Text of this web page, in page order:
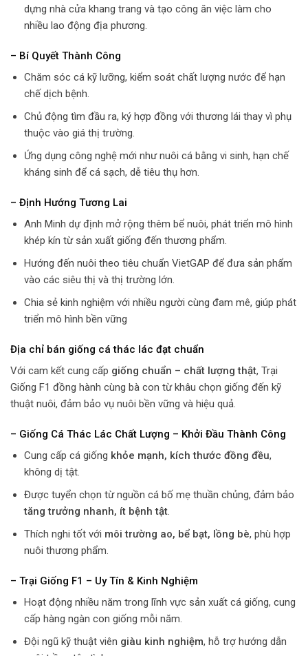
dựng nhà cửa khang trang và tạo công ăn việc làm cho
nhiều lao động địa phương.
– Bí Quyết Thành Công
Chăm sóc cá kỹ lưỡng, kiểm soát chất lượng nước để hạn
chế dịch bệnh.
Chủ động tìm đầu ra, ký hợp đồng với thương lái thay vì phụ
thuộc vào giá thị trường.
Ứng dụng công nghệ mới như nuôi cá bằng vi sinh, hạn chế
kháng sinh để cá sạch, dễ tiêu thụ hơn.
– Định Hướng Tương Lai
Anh Minh dự định mở rộng thêm bể nuôi, phát triển mô hình
khép kín từ sản xuất giống đến thương phẩm.
Hướng đến nuôi theo tiêu chuẩn VietGAP để đưa sản phẩm
vào các siêu thị và thị trường lớn.
Chia sẻ kinh nghiệm với nhiều người cùng đam mê, giúp phát
triển mô hình bền vững
Địa chỉ bán giống cá thác lác đạt chuẩn
Với cam kết cung cấp giống chuẩn – chất lượng thật, Trại
Giống F1 đồng hành cùng bà con từ khâu chọn giống đến kỹ
thuật nuôi, đảm bảo vụ nuôi bền vững và hiệu quả.
– Giống Cá Thác Lác Chất Lượng – Khởi Đầu Thành Công
Cung cấp cá giống khỏe mạnh, kích thước đồng đều,
không dị tật.
Được tuyển chọn từ nguồn cá bố mẹ thuần chủng, đảm bảo
tăng trưởng nhanh, ít bệnh tật.
Thích nghi tốt với môi trường ao, bể bạt, lồng bè, phù hợp
nuôi thương phẩm.
– Trại Giống F1 – Uy Tín & Kinh Nghiệm
Hoạt động nhiều năm trong lĩnh vực sản xuất cá giống, cung
cấp hàng ngàn con giống mỗi năm.
Đội ngũ kỹ thuật viên giàu kinh nghiệm, hỗ trợ hướng dẫn